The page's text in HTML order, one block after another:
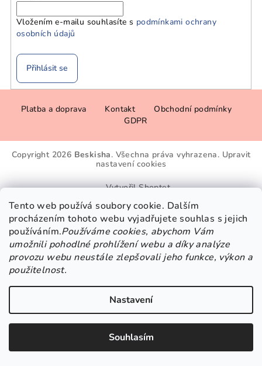
Tento web používá soubory cookie. Dalším
procházením tohoto webu vyjadřujete souhlas s jejich
používáním.Používáme cookies, abychom Vám
umožnili pohodlné prohlížení webu a díky analýze
provozu webu neustále zlepšovali jeho funkce, výkon a
použitelnost.
Nastavení
Souhlasím
Vložením e-mailu souhlasíte s podmínkami ochrany
osobních údajů
Přihlásit se
a
Platba a doprava Kontakt
Obchodní podmínky
GDPR
Copyright 2026 Beskisha. Všechna práva vyhrazena. Upravit
nastavení cookies
Vytvořil Shoptet